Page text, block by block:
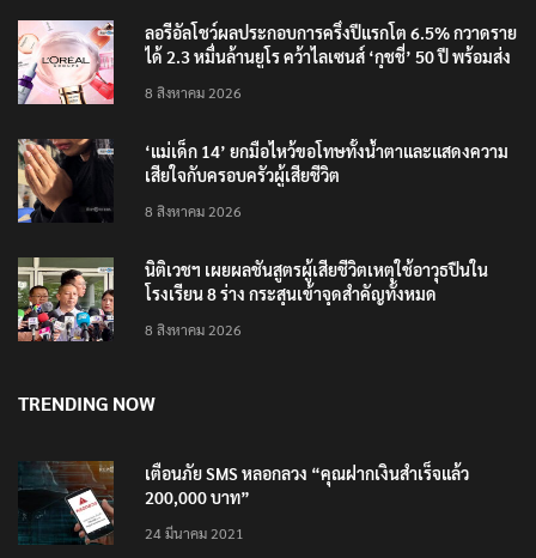
ลอรีอัลโชว์ผลประกอบการครึ่งปีแรกโต 6.5% กวาดราย
ได้ 2.3 หมื่นล้านยูโร คว้าไลเซนส์ ‘กุชชี่’ 50 ปี พร้อมส่ง
8 สิงหาคม 2026
‘แม่เด็ก 14’ ยกมือไหว้ขอโทษทั้งน้ำตาและแสดงความ
เสียใจกับครอบครัวผู้เสียชีวิต
8 สิงหาคม 2026
นิติเวชฯ เผยผลชันสูตรผู้เสียชีวิตเหตุใช้อาวุธปืนใน
โรงเรียน 8 ร่าง กระสุนเข้าจุดสำคัญทั้งหมด
8 สิงหาคม 2026
TRENDING NOW
เตือนภัย SMS หลอกลวง “คุณฝากเงินสำเร็จแล้ว
200,000 บาท”
24 มีนาคม 2021